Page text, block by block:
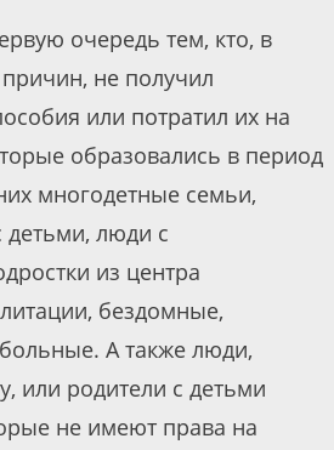
очередь тем, кто, в
не получил
или потратил их на
образовались в период
многодетные семьи,
детьми, люди с
из центра
бездомные,
А также люди,
или родители с детьми
не имеют права на